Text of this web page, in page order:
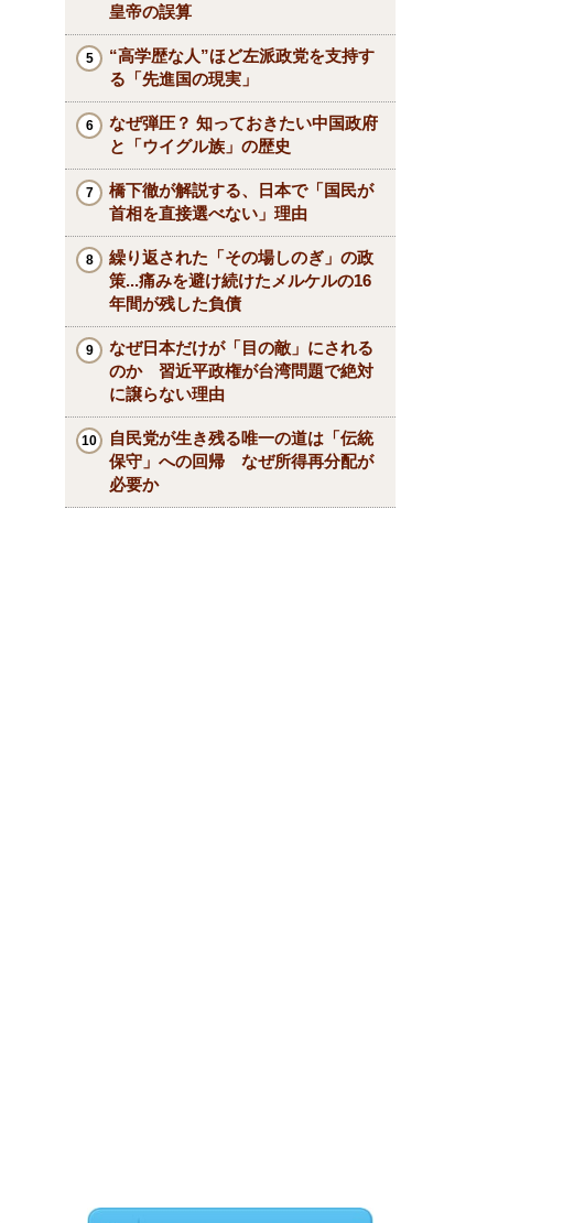
皇帝の誤算
“高学歴な人”ほど左派政党を支持す
る「先進国の現実」
なぜ弾圧？ 知っておきたい中国政府
と「ウイグル族」の歴史
橋下徹が解説する、日本で「国民が
首相を直接選べない」理由
繰り返された「その場しのぎ」の政
策...痛みを避け続けたメルケルの16
年間が残した負債
なぜ日本だけが「目の敵」にされる
のか 習近平政権が台湾問題で絶対
に譲らない理由
自民党が生き残る唯一の道は「伝統
保守」への回帰 なぜ所得再分配が
必要か